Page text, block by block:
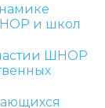
и школ
ШНОР